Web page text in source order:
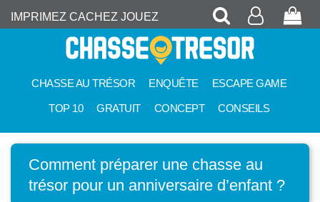
IMPRIMEZ CACHEZ JOUEZ Recherche
Mon
CHASSE AU TRÉSOR ENQUÊTE ESCAPE GAME
TOP 10 GRATUIT CONCEPT CONSEILS
Comment préparer une chasse au
trésor pour un anniversaire d’enfant ?